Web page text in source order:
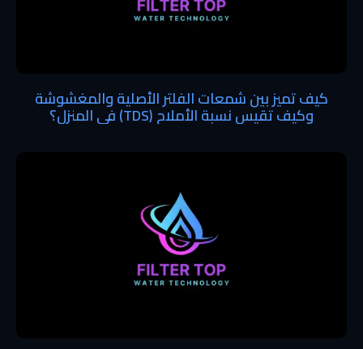
كيف تميز بين شمعات الفلتر الأصلية والمغشوشة
وكيف تقيس نسبة الأملاح (TDS) في المنزل؟